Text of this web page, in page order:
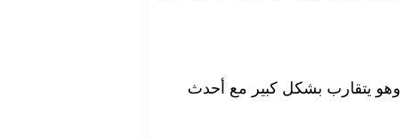
التحويل إلى كيوت، خاصة لأن سعر المركبة الجديدة كيوت يقارب 200 ألف جنيه، وهو يتقارب بشكل كبير مع أحدث